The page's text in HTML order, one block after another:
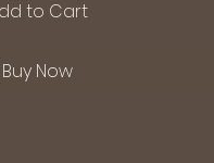
to Cart
Buy Now